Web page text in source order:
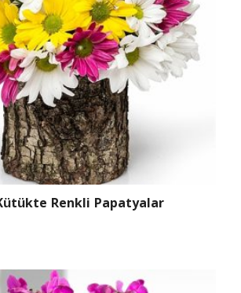
Renkli Papatyalar